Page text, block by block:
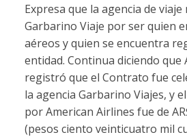
Expresa que la agencia de
Garbarino Viaje por ser quien
aéreos y quien se encuentra
entidad. Continua diciendo que
registró que el Contrato fue
la agencia Garbarino Viajes, y
por American Airlines fue de
(pesos ciento veinticuatro mil